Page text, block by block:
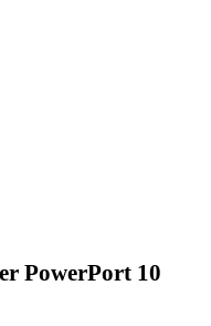
PowerPort 10